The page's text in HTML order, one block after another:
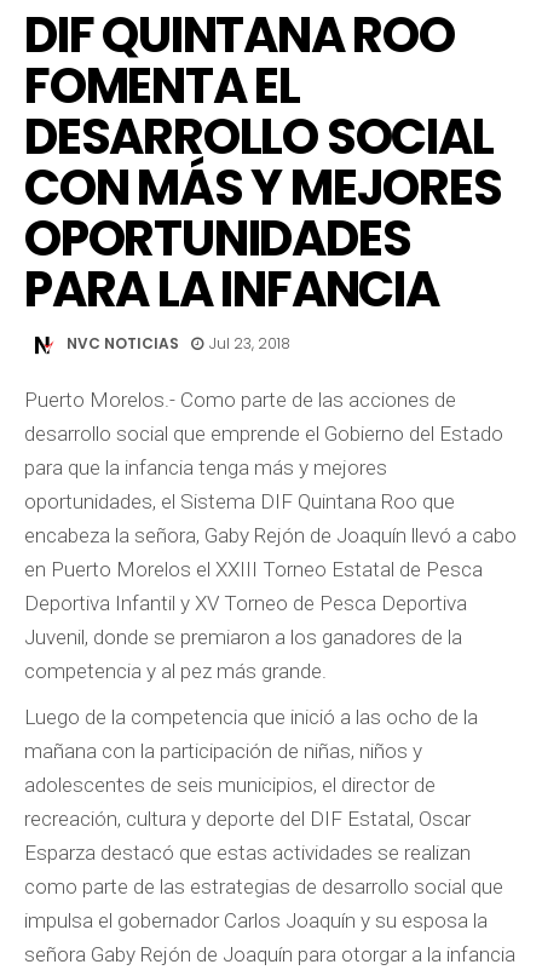
DIF QUINTANA ROO
FOMENTA EL
DESARROLLO SOCIAL
CON MÁS Y MEJORES
OPORTUNIDADES
PARA LA INFANCIA
NVC NOTICIAS Jul 23, 2018
Puerto Morelos.- Como parte de las acciones de
desarrollo social que emprende el Gobierno del Estado
para que la infancia tenga más y mejores
oportunidades, el Sistema DIF Quintana Roo que
encabeza la señora, Gaby Rejón de Joaquín llevó a cabo
en Puerto Morelos el XXIII Torneo Estatal de Pesca
Deportiva Infantil y XV Torneo de Pesca Deportiva
Juvenil, donde se premiaron a los ganadores de la
competencia y al pez más grande.
Luego de la competencia que inició a las ocho de la
mañana con la participación de niñas, niños y
adolescentes de seis municipios, el director de
recreación, cultura y deporte del DIF Estatal, Oscar
Esparza destacó que estas actividades se realizan
como parte de las estrategias de desarrollo social que
impulsa el gobernador Carlos Joaquín y su esposa la
señora Gaby Rejón de Joaquín para otorgar a la infancia